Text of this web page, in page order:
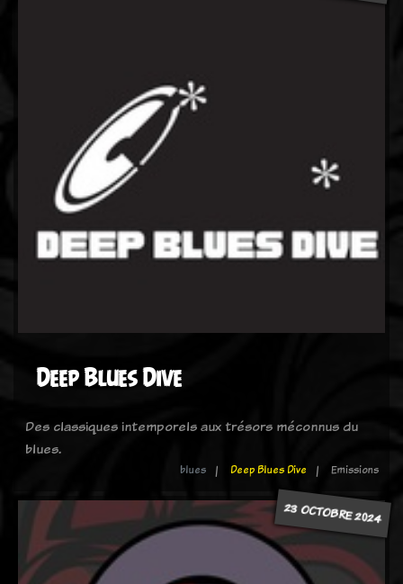
Deep Blues Dive
Des classiques intemporels aux trésors méconnus du
blues.
blues Deep Blues Dive Emissions
23 OCTOBRE 2024